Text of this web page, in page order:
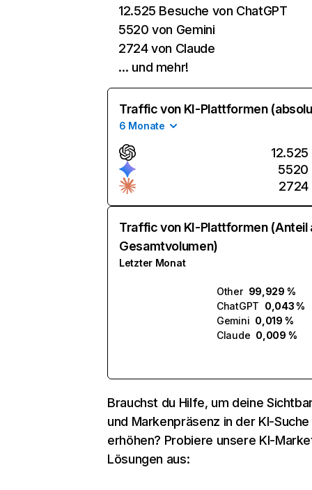
12.525 Besuche von ChatGPT
5520 von Gemini
2724 von Claude
… und mehr!
Traffic von KI-Plattformen
6 Monate
12.525
5520
2724
Traffic von KI-Plattformen (Anteil
Gesamtvolumen)
Letzter Monat
Other 99,929 %
ChatGPT 0,043 %
Gemini 0,019 %
Claude 0,009 %
Brauchst du Hilfe, um deine
und Markenpräsenz in der KI-Suche
erhöhen? Probiere unsere KI-
Lösungen aus: